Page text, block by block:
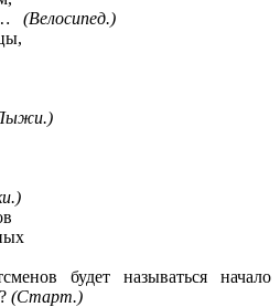
(Велосипед.)
будет называться начало
(Старт.)